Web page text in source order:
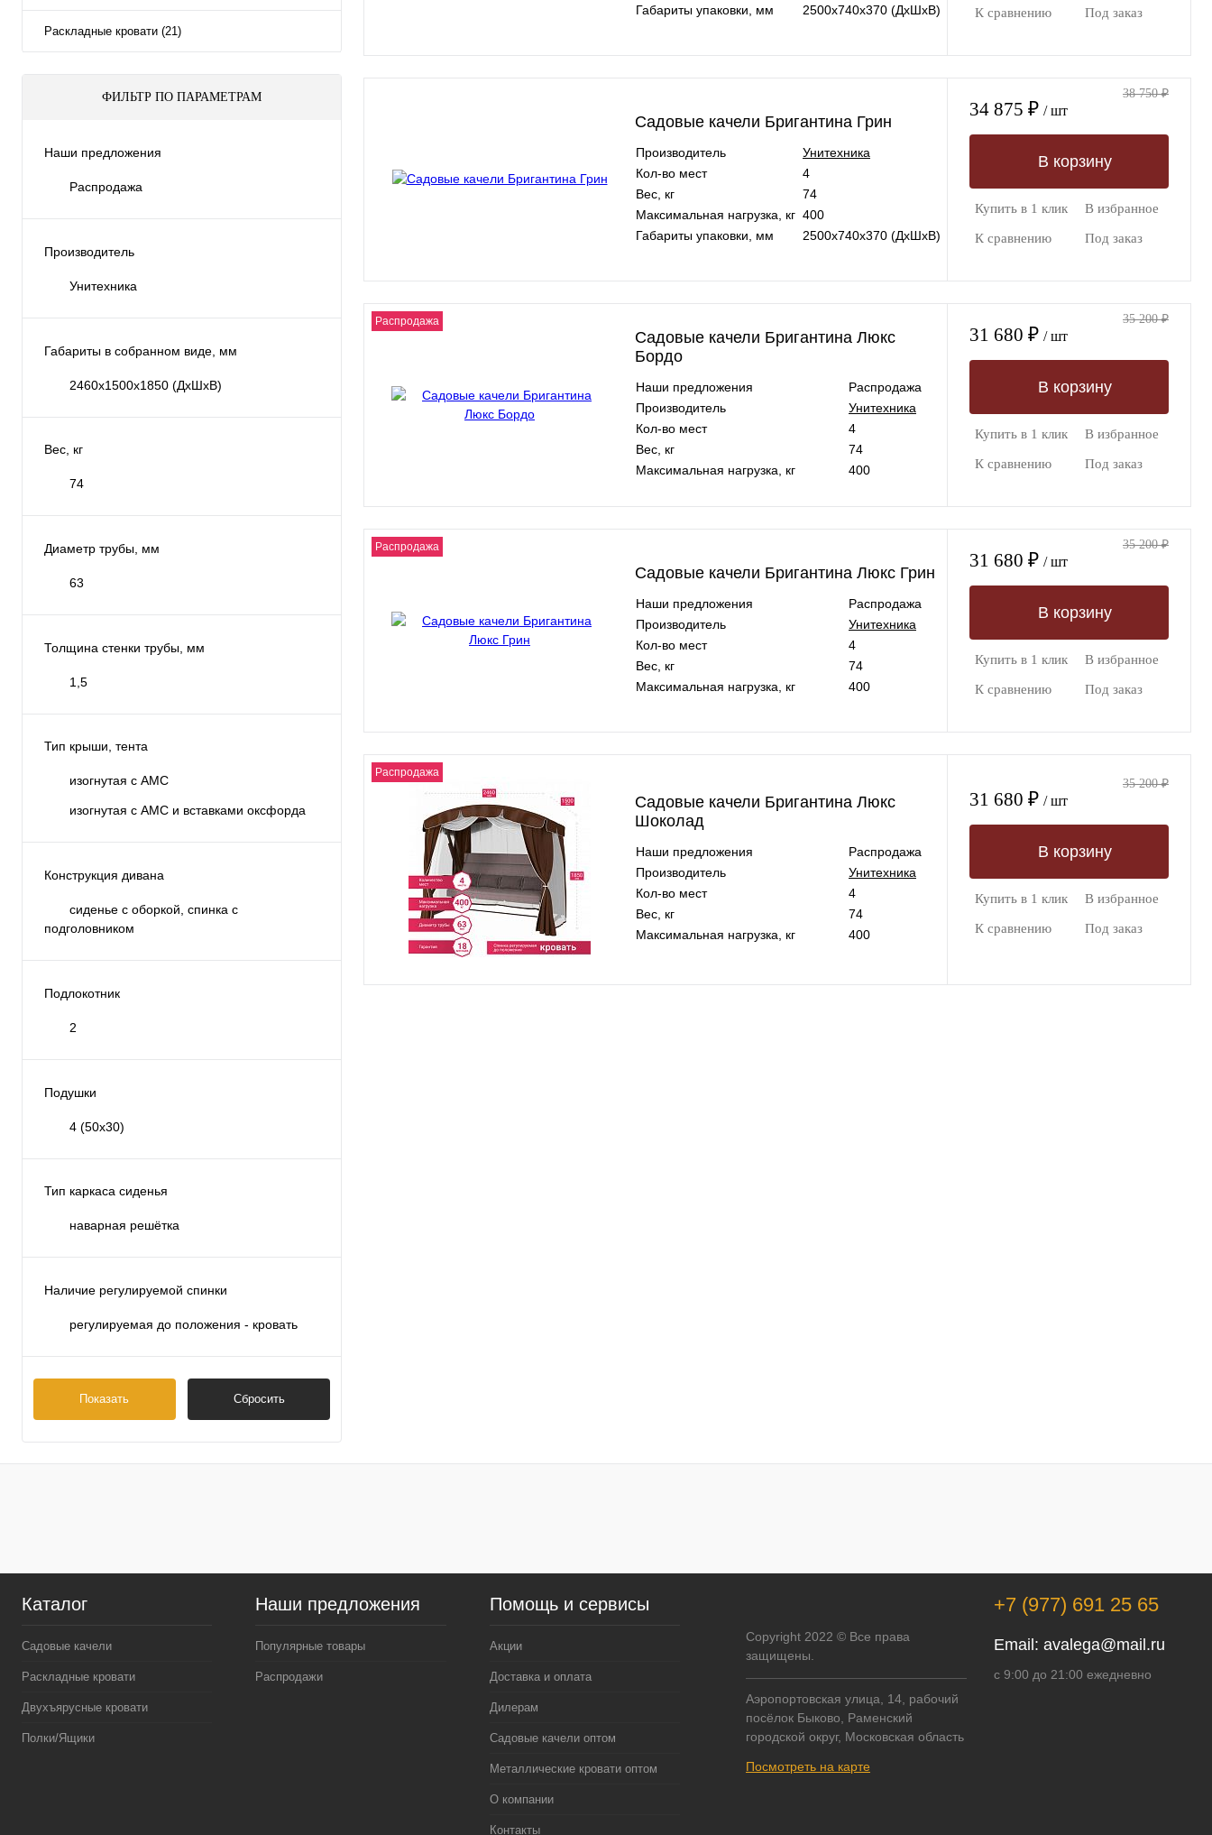
Раскладные кровати (21)
ФИЛЬТР ПО ПАРАМЕТРАМ
Наши предложения
Распродажа
Производитель
Унитехника
Габариты в собранном виде, мм
2460х1500х1850 (ДхШхВ)
Вес, кг
74
Диаметр трубы, мм
63
Толщина стенки трубы, мм
1,5
Тип крыши, тента
изогнутая с АМС
изогнутая с АМС и вставками оксфорда
Конструкция дивана
сиденье с оборкой, спинка с
подголовником
Подлокотник
2
Подушки
4 (50х30)
Тип каркаса сиденья
наварная решётка
Наличие регулируемой спинки
регулируемая до положения - кровать
Показать Сбросить
Габариты упаковки, мм
2500х740х370 (ДхШхВ) К сравнению Под заказ
Садовые качели Бригантина Грин
Производитель
Унитехника
Кол-во мест
4
Вес, кг
74
Максимальная нагрузка, кг 400
Габариты упаковки, мм
2500х740х370 (ДхШхВ)
34 875 ₽ / шт
38 750 ₽
В корзину
Купить в 1 клик В избранное
К сравнению Под заказ
Распродажа
Садовые качели Бригантина Люкс
Бордо
Наши предложения
Распродажа
Производитель
Унитехника
Кол-во мест
4
Вес, кг
74
Максимальная нагрузка, кг
400
31 680 ₽ / шт
35 200 ₽
В корзину
Купить в 1 клик В избранное
К сравнению Под заказ
Распродажа
Садовые качели Бригантина Люкс Грин
Наши предложения
Распродажа
Производитель
Унитехника
Кол-во мест
4
Вес, кг
74
Максимальная нагрузка, кг
400
31 680 ₽ / шт
35 200 ₽
В корзину
Купить в 1 клик В избранное
К сравнению Под заказ
Распродажа
Садовые качели Бригантина Люкс
Шоколад
Наши предложения
Распродажа
Производитель
Унитехника
Кол-во мест
4
Вес, кг
74
Максимальная нагрузка, кг
400
31 680 ₽ / шт
35 200 ₽
В корзину
Купить в 1 клик В избранное
К сравнению Под заказ
Каталог
Садовые качели
Раскладные кровати
Двухъярусные кровати
Полки/Ящики
Наши предложения
Популярные товары
Распродажи
Помощь и сервисы
Акции
Доставка и оплата
Дилерам
Садовые качели оптом
Металлические кровати оптом
О компании
Контакты
Copyright 2022 © Все права
защищены.
Аэропортовская улица, 14, рабочий
посёлок Быково, Раменский
городской округ, Московская область
Посмотреть на карте
+7 (977) 691 25 65
Email: avalega@mail.ru
с 9:00 до 21:00 ежедневно